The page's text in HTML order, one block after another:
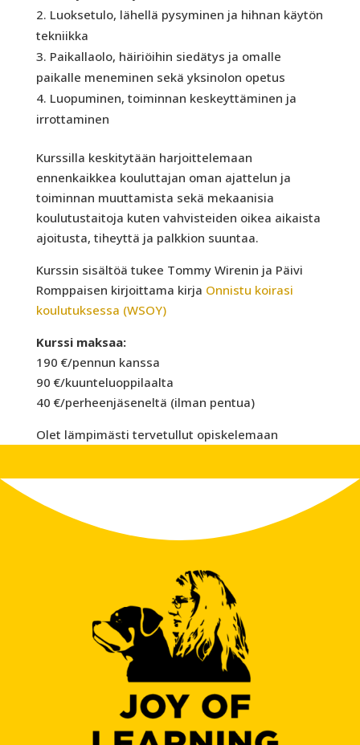
Luoksetulo, lähellä pysyminen ja hihnan käytön
tekniikka
Paikallaolo, häiriöihin siedätys ja omalle
paikalle meneminen sekä yksinolon opetus
Luopuminen, toiminnan keskeyttäminen ja
irrottaminen
Kurssilla keskitytään harjoittelemaan
ennenkaikkea kouluttajan oman ajattelun ja
toiminnan muuttamista sekä mekaanisia
koulutustaitoja kuten vahvisteiden oikea aikaista
ajoitusta, tiheyttä ja palkkion suuntaa.
Kurssin sisältöä tukee Tommy Wirenin ja Päivi
Romppaisen kirjoittama kirja Onnistu koirasi
koulutuksessa (WSOY)
Kurssi maksaa:
190 €/pennun kanssa
90 €/kuunteluoppilaalta
40 €/perheenjäseneltä (ilman pentua)
Olet lämpimästi tervetullut opiskelemaan